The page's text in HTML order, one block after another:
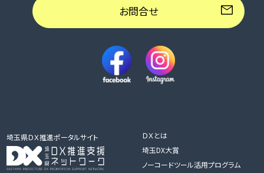
お問合せ
埼玉県ＤＸ推進ポータルサイト
ＤＸとは
埼玉DX大賞
ノーコードツール活用プログラム